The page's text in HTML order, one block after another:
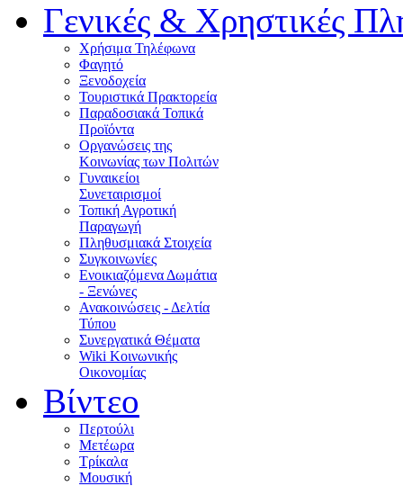
Γενικές & Χρηστικές
Χρήσιμα Τηλέφωνα
Φαγητό
Ξενοδοχεία
Τουριστικά Πρακτορεία
Παραδοσιακά Τοπικά
Προϊόντα
Οργανώσεις της
Κοινωνίας των Πολιτών
Γυναικείοι
Συνεταιρισμοί
Τοπική Αγροτική
Παραγωγή
Πληθυσμιακά Στοιχεία
Συγκοινωνίες
Ενοικιαζόμενα Δωμάτια
- Ξενώνες
Ανακοινώσεις - Δελτία
Τύπου
Συνεργατικά Θέματα
Wiki Κοινωνικής
Οικονομίας
Βίντεο
Περτούλι
Μετέωρα
Τρίκαλα
Μουσική